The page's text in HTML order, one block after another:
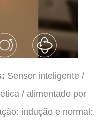
Sensor inteligente /
/ alimentado por
indução e normal: